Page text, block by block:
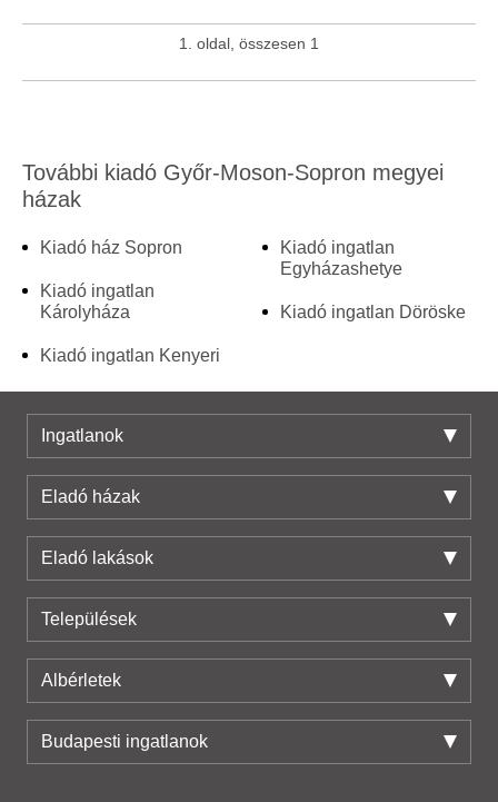
1. oldal, összesen 1
További kiadó Győr-Moson-Sopron megyei
házak
Kiadó ház Sopron
Kiadó ingatlan
Károlyháza
Kiadó ingatlan Kenyeri
Kiadó ingatlan
Egyházashetye
Kiadó ingatlan Döröske
Ingatlanok
Eladó házak
Eladó lakások
Települések
Albérletek
Budapesti ingatlanok